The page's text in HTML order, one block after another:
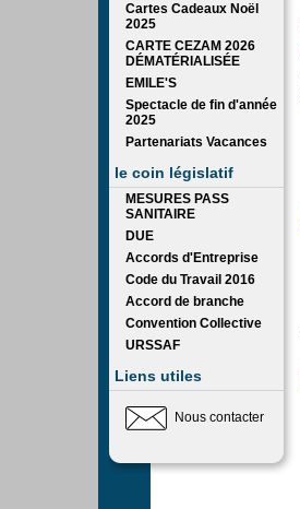
Cartes Cadeaux Noël
2025
CARTE CEZAM 2026
DÉMATÉRIALISÉE
EMILE'S
Spectacle de fin d'année
2025
Partenariats Vacances
le coin législatif
MESURES PASS
SANITAIRE
DUE
Accords d'Entreprise
Code du Travail 2016
Accord de branche
Convention Collective
URSSAF
Liens utiles
Nous contacter